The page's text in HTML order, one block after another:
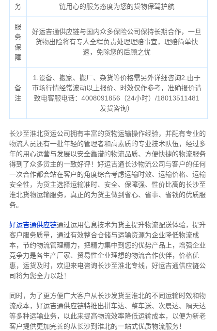
务
链用心的服务态度为您的货物保驾护航
服
务
保
障
好运吉通供应链与国内众多保险公司保持长期合作，一旦
货物出险将有专人全程负责处理理赔事宜，理赔简单快
速，免除您的后顾之忧
备
注
1.设备、搬家、搬厂、杂货等价格需另外详细咨询2.由于
市场行情经常波动以上报价、时效仅作参考，准确报价请
致电客服电话：4008091856（24小时）/18013511481
发货咨询）
长沙至淮北货运公司拥有丰富的货物运输操作经验，并配有专业的
物流人员还有一批年轻的管理者和高素质的专业技术队伍，经过多
年的用心运营与发展以安全靠谱的物流品质、方便快捷的物流服务
得到了众多货主的一致好评！好运吉通长沙物流公司与客户的任何
一次合作都会站在客户的角度综合考虑运输时效、运输价格、运输
安全性，为货主选择运输准时、安全、保障强、性价比高的长沙至
淮北货物运输服务，真正的为货主做到省心、省事、省钱的优质服
务。
好运吉通供应链通过运用信息技术为货主提升物流配送体验，提升
客户服务质量，通过有效整合仓储与运输资源为企业降低物流成
本，节约物流管理精力，把精力集中到您的优势产品上，增强企业
竞争力是各生产厂家、贸易性企业理想的物流合作伙伴，价格优
惠，运货及时，欢迎来电咨询长沙至淮北专线，好运吉通供应链公
司将为您全力以赴！
同时，为了更方便广大客户从长沙发货至淮北的不同运输时效和物
流成本，好运吉通供应链特推出拼车达、整车送、次晨达、隔天达
等多种运输业务，以此来提高物流效率降低运输成本，以便为新老
客户提供更加完善的从长沙到淮北的一站式优质物流服务！